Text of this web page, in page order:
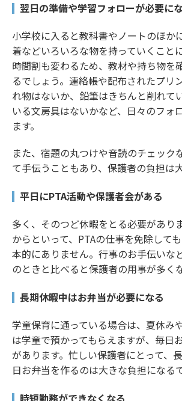
翌日の準備や学習フォローが必要に
小学校に入ると教科書やノートのほか
着などいろいろな物を持っていくこと
時間割も変わるため、教材や持ち物を
るでしょう。連絡帳や配布されたプリ
れ物はないか、鉛筆はきちんと削れて
いる文房具はないかなど、日々のフォ
ます。
また、宿題の丸つけや音読のチェック
て手伝うこともあり、保護者の負担は
平日にPTA活動や保護者会がある
多く、そのつど休暇をとる必要があり
からといって、PTAの仕事を免除して
本的にありません。行事のお手伝いな
のときと比べると保護者の用事が多く
長期休暇中はお弁当が必要になる
学童保育に通っている場合は、夏休み
は学童で預かってもらえますが、毎日
があります。忙しい保護者にとって、
日お弁当を作るのは大きな負担になる